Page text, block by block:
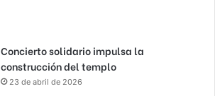
Concierto solidario impulsa la
construcción del templo
23 de abril de 2026